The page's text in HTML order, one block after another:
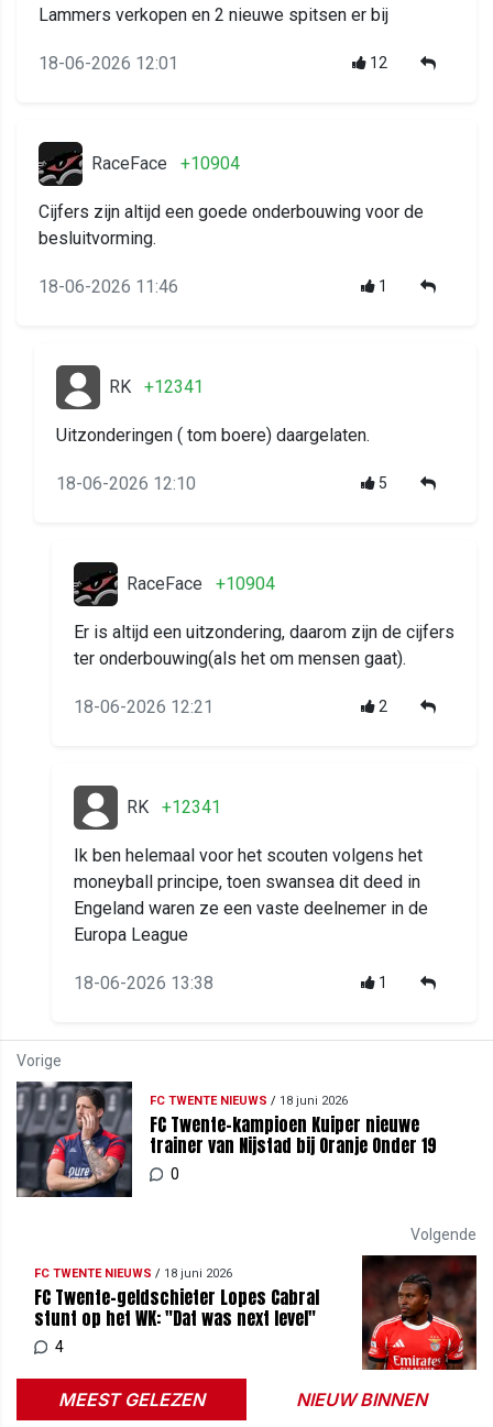
Lammers verkopen en 2 nieuwe spitsen er bij
18-06-2026 12:01 12
RaceFace +10904
Cijfers zijn altijd een goede onderbouwing voor de
besluitvorming.
18-06-2026 11:46 1
RK +12341
Uitzonderingen ( tom boere) daargelaten.
18-06-2026 12:10 5
RaceFace +10904
Er is altijd een uitzondering, daarom zijn de cijfers
ter onderbouwing(als het om mensen gaat).
18-06-2026 12:21 2
RK +12341
Ik ben helemaal voor het scouten volgens het
moneyball principe, toen swansea dit deed in
Engeland waren ze een vaste deelnemer in de
Europa League
18-06-2026 13:38 1
Vorige
FC TWENTE NIEUWS / 18 juni 2026
FC Twente-kampioen Kuiper nieuwe
trainer van Nijstad bij Oranje Onder 19
0
Volgende
FC TWENTE NIEUWS / 18 juni 2026
FC Twente-geldschieter Lopes Cabral
stunt op het WK: "Dat was next level"
4
MEEST GELEZEN NIEUW BINNEN